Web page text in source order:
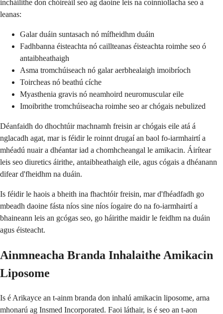
incháilithe don chóireáil seo ag daoine leis na coinníollacha seo a
leanas:
Galar duáin suntasach nó mífheidhm duáin
Fadhbanna éisteachta nó caillteanas éisteachta roimhe seo ó
antaibheathaigh
Asma tromchúiseach nó galar aerbhealaigh imoibríoch
Toircheas nó beathú cíche
Myasthenia gravis nó neamhoird neuromuscular eile
Imoibrithe tromchúiseacha roimhe seo ar chógais nebulized
Déanfaidh do dhochtúir machnamh freisin ar chógais eile atá á
nglacadh agat, mar is féidir le roinnt drugaí an baol fo-iarmhairtí a
mhéadú nuair a dhéantar iad a chomhcheangal le amikacin. Áirítear
leis seo diuretics áirithe, antaibheathaigh eile, agus cógais a dhéanann
difear d'fheidhm na duáin.
Is féidir le haois a bheith ina fhachtóir freisin, mar d'fhéadfadh go
mbeadh daoine fásta níos sine níos íogaire do na fo-iarmhairtí a
bhaineann leis an gcógas seo, go háirithe maidir le feidhm na duáin
agus éisteacht.
Ainmneacha Branda Inhalaithe Amikacin
Liposome
Is é Arikayce an t-ainm branda don inhalú amikacin liposome, arna
mhonarú ag Insmed Incorporated. Faoi láthair, is é seo an t-aon